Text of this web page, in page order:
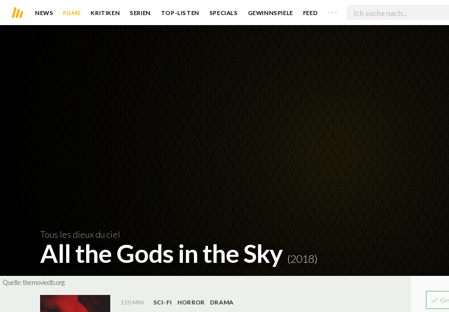
NEWS FILME KRITIKEN SERIEN TOP-LISTEN SPECIALS GEWINNSPIELE FEED . . .
Tous les dieux du ciel
All the Gods in the Sky (2018)
Quelle:themoviedb.org
110 MIN SCI-FI HORROR
DRAMA